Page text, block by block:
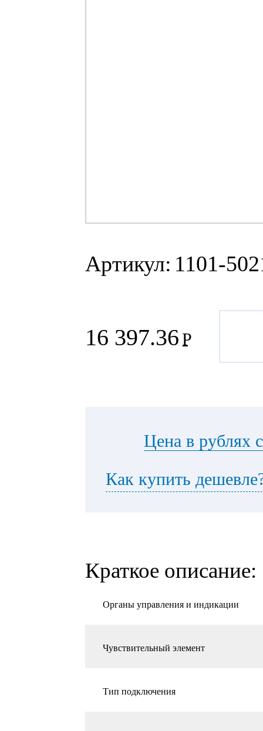
Артикул: 1101-
16 397.36Р
Цена в рублях
Как купить
Краткое описание:
Органы управления и индикации
Чувствительный элемент
Тип подключения